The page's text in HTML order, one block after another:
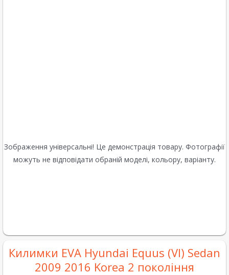
Зображення універсальні! Це демонстрація товару. Фотографії
можуть не відповідати обраній моделі, кольору, варіанту.
Килимки EVA Hyundai Equus (VI) Sedan
2009 2016 Korea 2 покоління